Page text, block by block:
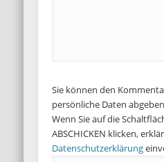
Sie können den
persönliche Daten
Wenn Sie auf die
ABSCHICKEN klicken,
Datenschutzerklärung